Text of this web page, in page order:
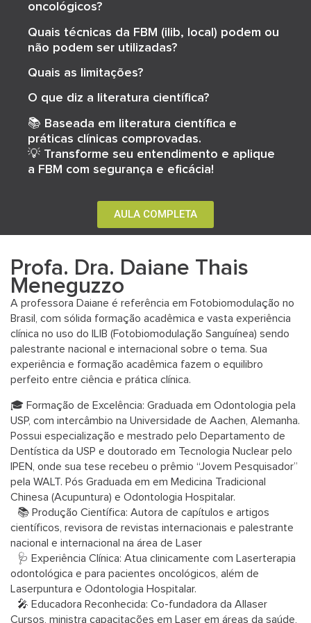
oncológicos?
Quais técnicas da FBM (ilib, local) podem ou
não podem ser utilizadas?
Quais as limitações?
O que diz a literatura científica?
📚 Baseada em literatura científica e
práticas clínicas comprovadas.
💡 Transforme seu entendimento e aplique
a FBM com segurança e eficácia!
AULA COMPLETA
Profa. Dra. Daiane Thais
Meneguzzo
A professora Daiane é referência em Fotobiomodulação no
Brasil, com sólida formação acadêmica e vasta experiência
clínica no uso do ILIB (Fotobiomodulação Sanguínea) sendo
palestrante nacional e internacional sobre o tema. Sua
experiência e formação acadêmica fazem o equilibro
perfeito entre ciência e prática clínica.
🎓 Formação de Excelência: Graduada em Odontologia pela
USP, com intercâmbio na Universidade de Aachen, Alemanha.
Possui especialização e mestrado pelo Departamento de
Dentística da USP e doutorado em Tecnologia Nuclear pelo
IPEN, onde sua tese recebeu o prêmio “Jovem Pesquisador”
pela WALT. Pós Graduada em em Medicina Tradicional
Chinesa (Acupuntura) e Odontologia Hospitalar.
📚 Produção Científica: Autora de capítulos e artigos
científicos, revisora de revistas internacionais e palestrante
nacional e internacional na área de Laser
🩺 Experiência Clínica: Atua clinicamente com Laserterapia
odontológica e para pacientes oncológicos, além de
Laserpuntura e Odontologia Hospitalar.
🎤 Educadora Reconhecida: Co-fundadora da Allaser
Cursos, ministra capacitações em Laser em áreas da saúde,